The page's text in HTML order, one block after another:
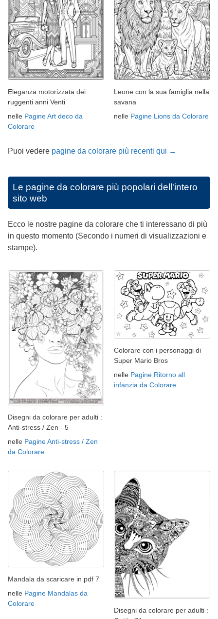
Eleganza motorizzata dei
ruggenti anni Venti
nelle Pagine Art deco da
Colorare
Leone con la sua famiglia nella
savana
nelle Pagine Lions da Colorare
Puoi vedere pagine da colorare più recenti qui →
Le pagine da colorare più popolari dell'intero
sito web
Ecco le nostre pagine da colorare che ti interessano di più
in questo momento (Secondo i numeri di visualizzazioni e
stampe).
Disegni da colorare per adulti :
Anti-stress / Zen - 5
nelle Pagine Anti-stress / Zen
da Colorare
Colorare con i personaggi di
Super Mario Bros
nelle Pagine Ritorno all
infanzia da Colorare
Mandala da scaricare in pdf 7
nelle Pagine Mandalas da
Colorare
Disegni da colorare per adulti :